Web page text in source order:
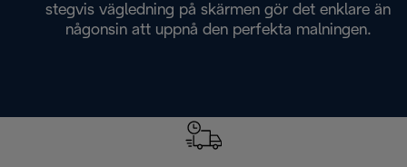
stegvis vägledning på skärmen gör det enklare än
någonsin att uppnå den perfekta malningen.